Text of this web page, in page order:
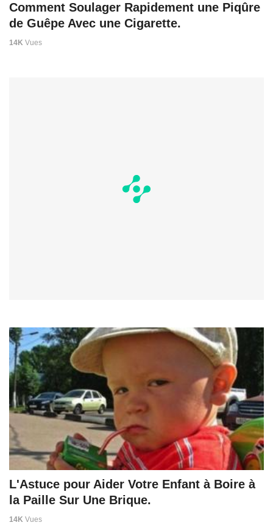
Comment Soulager Rapidement une Piqûre
de Guêpe Avec une Cigarette.
14K Vues
L'Astuce pour Aider Votre Enfant à Boire à
la Paille Sur Une Brique.
14K Vues